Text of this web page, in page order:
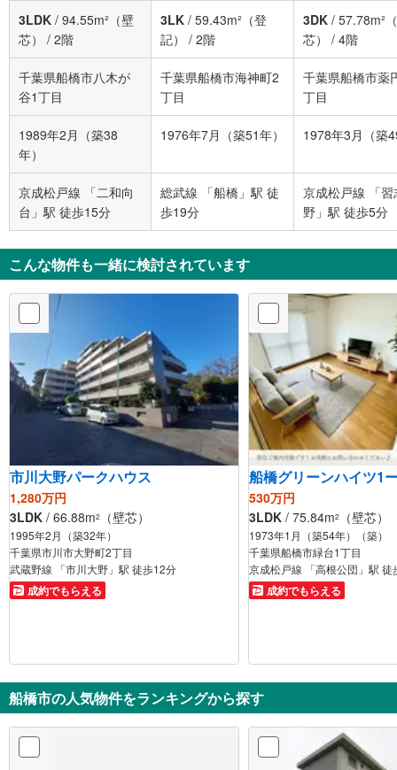
3LDK / 94.55m²（壁
芯）
/ 2階
3LK / 59.43m²（登
記）
/ 2階
3DK / 57.78m²
芯）
/ 4階
千葉県船橋市八木が
谷1丁目
千葉県船橋市海神町2
丁目
千葉県船橋市薬
丁目
1989年2月（築38
年）
1976年7月（築51年） 1978年3月（築
京成松戸線 「二和向
台」駅 徒歩15分
総武線 「船橋」駅 徒
歩19分
京成松戸線 「習
野」駅 徒歩5分
こんな物件も一緒に検討されています
市川大野パークハウス
1,280万円
3LDK / 66.88m2 （壁芯）
1995年2月（築32年）
千葉県市川市大野町2丁目
武蔵野線 「市川大野」駅 徒歩12分
成約でもらえる
船橋グリーンハイツ1
530万円
3LDK / 75.84m2 （壁芯）
1973年1月（築54年）（築）
千葉県船橋市緑台1丁目
京成松戸線 「高根公団」駅 徒
成約でもらえる
船橋市の人気物件をランキングから探す